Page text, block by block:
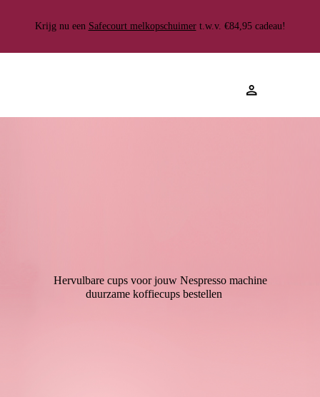
verzending
voor
★★★★★
Krijg nu een Safecourt melkopschuimert.w.v. €84,95 cadeau!
Hervulbare cups voor jouw Nespresso machine
duurzame koffiecups bestellen